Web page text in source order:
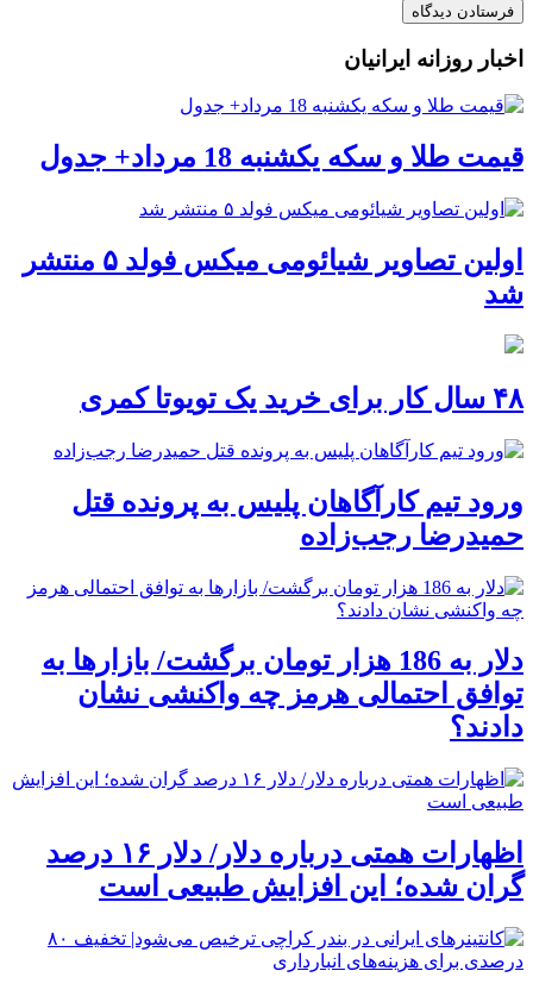
اخبار روزانه ایرانیان
قیمت طلا و سکه یکشنبه 18 مرداد+ جدول
اولین تصاویر شیائومی میکس فولد ۵ منتشر
شد
۴۸ سال کار برای خرید یک تویوتا کمری
ورود تیم کارآگاهان پلیس به پرونده قتل
حمیدرضا رجب‌زاده
دلار به 186 هزار تومان برگشت/ بازارها به
توافق احتمالی هرمز چه واکنشی نشان
دادند؟
اظهارات همتی درباره دلار/ دلار ۱۶ درصد
گران شده؛ این افزایش طبیعی است